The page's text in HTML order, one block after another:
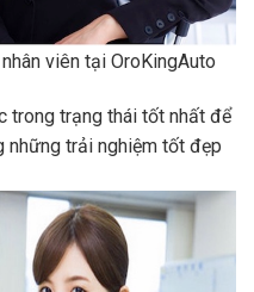
viên tại OroKingAuto
trong trạng thái tốt nhất để
những trải nghiệm tốt đẹp